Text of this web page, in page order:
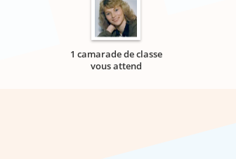
1 camarade de classe
vous attend